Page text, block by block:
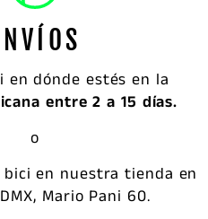
en dónde estés en la
entre 2 a 15 días.
o
en nuestra tienda en
Mario Pani 60.